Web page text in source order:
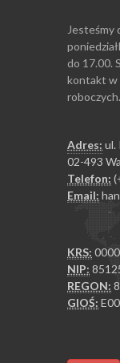
Jesteśmy
do 17.00.
kontakt w
roboczych.
Adres: ul.
02-493
Telefon:
Email:
KRS:
NIP:
REGON:
GIOŚ: